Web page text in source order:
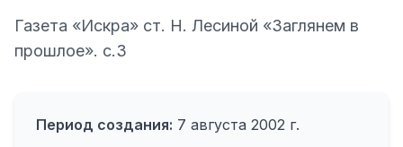
Газета «Искра» ст. Н. Лесиной «Заглянем в
прошлое». с.3
Период создания: 7 августа 2002 г.